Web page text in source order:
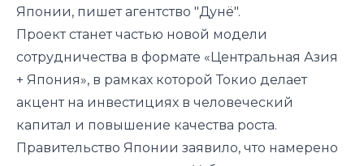
Японии, пишет агентство "Дунё".
Проект станет частью новой модели
сотрудничества в формате «Центральная Азия
+ Япония», в рамках которой Токио делает
акцент на инвестициях в человеческий
капитал и повышение качества роста.
Правительство Японии заявило, что намерено